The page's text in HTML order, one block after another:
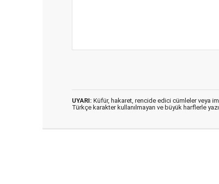
UYARI: Küfür, hakaret, rencide edici cümleler veya
Türkçe karakter kullanılmayan ve büyük harflerle